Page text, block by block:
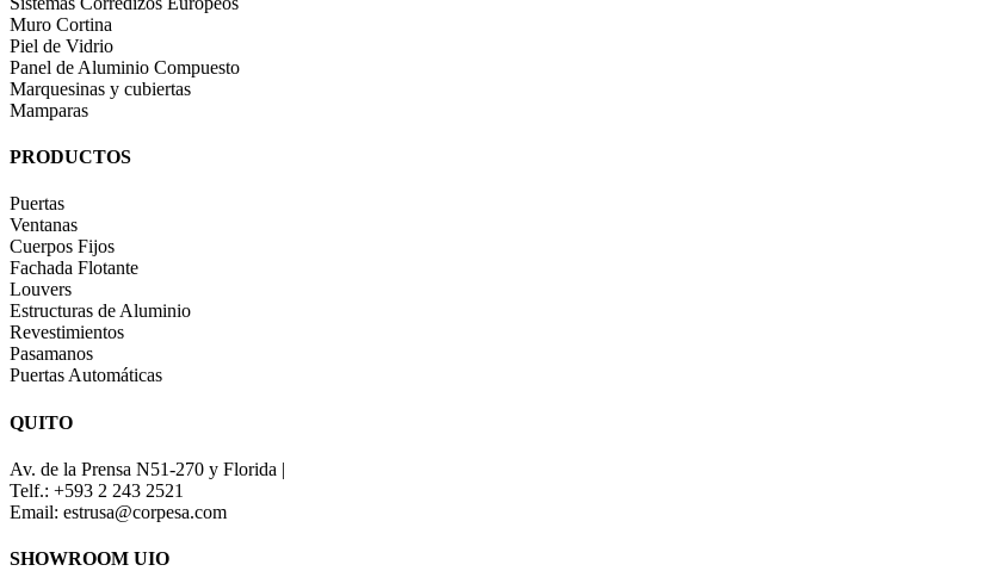
Muro Cortina
Piel de Vidrio
Panel de Aluminio Compuesto
Marquesinas y cubiertas
Mamparas
PRODUCTOS
Puertas
Ventanas
Cuerpos Fijos
Fachada Flotante
Louvers
Estructuras de Aluminio
Revestimientos
Pasamanos
Puertas Automáticas
QUITO
Av. de la Prensa N51-270 y Florida |
Telf.: +593 2 243 2521
Email: estrusa@corpesa.com
SHOWROOM UIO